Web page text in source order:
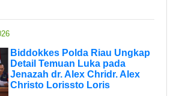
Biddokkes Polda Riau Ungkap
Detail Temuan Luka pada
Jenazah dr. Alex Chridr. Alex
Christo Lorissto Loris